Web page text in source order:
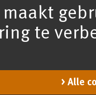
te
Alle